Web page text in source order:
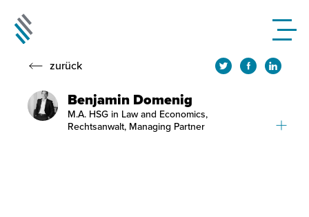
zurück
Benjamin Domenig
M.A. HSG in Law and Economics,
Rechtsanwalt, Managing Partner